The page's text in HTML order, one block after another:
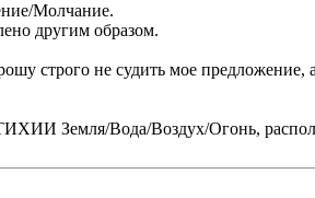
Молчание.
другим образом.
строго не судить мое предложение,
Земля/Вода/Воздух/Огонь,